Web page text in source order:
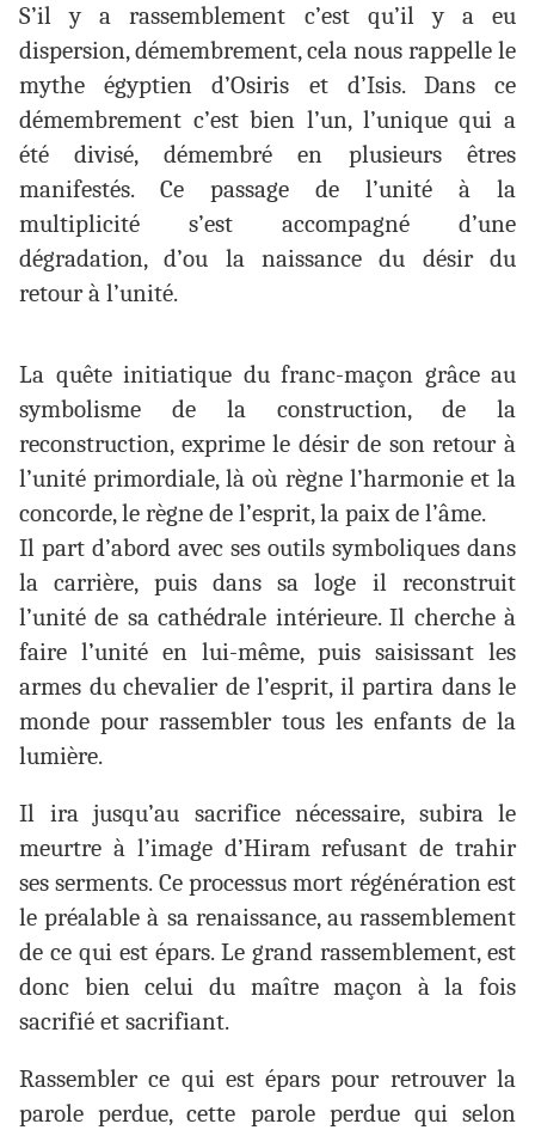
S’il y a rassemblement c’est qu’il y a eu
dispersion, démembrement, cela nous rappelle le
mythe égyptien d’Osiris et d’Isis. Dans ce
démembrement c’est bien l’un, l’unique qui a
été divisé, démembré en plusieurs êtres
manifestés. Ce passage de l’unité à la
multiplicité s’est accompagné d’une
dégradation, d’ou la naissance du désir du
retour à l’unité.
La quête initiatique du franc-maçon grâce au
symbolisme de la construction, de la
reconstruction, exprime le désir de son retour à
l’unité primordiale, là où règne l’harmonie et la
concorde, le règne de l’esprit, la paix de l’âme.
Il part d’abord avec ses outils symboliques dans
la carrière, puis dans sa loge il reconstruit
l’unité de sa cathédrale intérieure. Il cherche à
faire l’unité en lui-même, puis saisissant les
armes du chevalier de l’esprit, il partira dans le
monde pour rassembler tous les enfants de la
lumière.
Il ira jusqu’au sacrifice nécessaire, subira le
meurtre à l’image d’Hiram refusant de trahir
ses serments. Ce processus mort régénération est
le préalable à sa renaissance, au rassemblement
de ce qui est épars. Le grand rassemblement, est
donc bien celui du maître maçon à la fois
sacrifié et sacrifiant.
Rassembler ce qui est épars pour retrouver la
parole perdue, cette parole perdue qui selon